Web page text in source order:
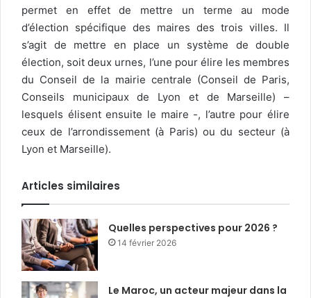
permet en effet de mettre un terme au mode
d’élection spécifique des maires des trois villes. Il
s’agit de mettre en place un système de double
élection, soit deux urnes, l’une pour élire les membres
du Conseil de la mairie centrale (Conseil de Paris,
Conseils municipaux de Lyon et de Marseille) –
lesquels élisent ensuite le maire -, l’autre pour élire
ceux de l’arrondissement (à Paris) ou du secteur (à
Lyon et Marseille).
Articles similaires
Quelles perspectives pour 2026 ?
14 février 2026
Le Maroc, un acteur majeur dans la